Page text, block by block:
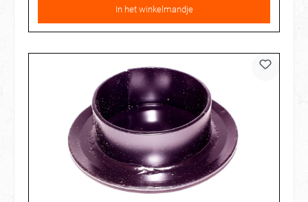
In het winkelmandje